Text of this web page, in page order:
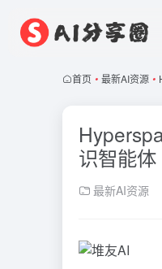
首页 • 最新AI资源 •
识智能体
最新AI资源